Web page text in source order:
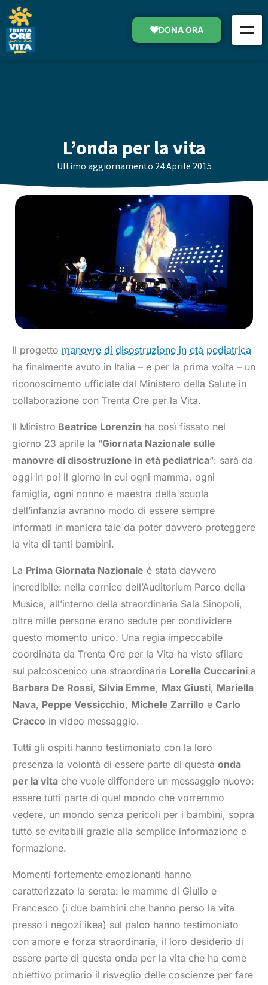
DONA ORA
L’onda per la vita
Ultimo aggiornamento 24 Aprile 2015
Il progetto manovre di disostruzione in età pediatrica
ha finalmente avuto in Italia – e per la prima volta – un
riconoscimento ufficiale dal Ministero della Salute in
collaborazione con Trenta Ore per la Vita.
Il Ministro Beatrice Lorenzin ha così fissato nel
giorno 23 aprile la “Giornata Nazionale sulle
manovre di disostruzione in età pediatrica“: sarà da
oggi in poi il giorno in cui ogni mamma, ogni
famiglia, ogni nonno e maestra della scuola
dell’infanzia avranno modo di essere sempre
informati in maniera tale da poter davvero proteggere
la vita di tanti bambini.
La Prima Giornata Nazionale è stata davvero
incredibile: nella cornice dell’Auditorium Parco della
Musica, all’interno della straordinaria Sala Sinopoli,
oltre mille persone erano sedute per condividere
questo momento unico. Una regia impeccabile
coordinata da Trenta Ore per la Vita ha visto sfilare
sul palcoscenico una straordinaria Lorella Cuccarini a
Barbara De Rossi, Silvia Emme, Max Giusti, Mariella
Nava, Peppe Vessicchio, Michele Zarrillo e Carlo
Cracco in video messaggio.
Tutti gli ospiti hanno testimoniato con la loro
presenza la volontà di essere parte di questa onda
per la vita che vuole diffondere un messaggio nuovo:
essere tutti parte di quel mondo che vorremmo
vedere, un mondo senza pericoli per i bambini, sopra
tutto se evitabili grazie alla semplice informazione e
formazione.
Momenti fortemente emozionanti hanno
caratterizzato la serata: le mamme di Giulio e
Francesco (i due bambini che hanno perso la vita
presso i negozi ikea) sul palco hanno testimoniato
con amore e forza straordinaria, il loro desiderio di
essere parte di questa onda per la vita che ha come
obiettivo primario il risveglio delle coscienze per fare